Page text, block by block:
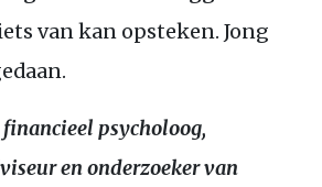
van kan opsteken. Jong
psycholoog,
en onderzoeker van